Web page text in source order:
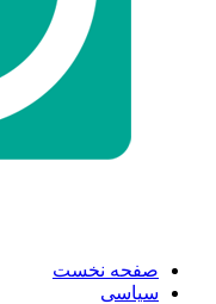
صفحه نخست
سیاسی